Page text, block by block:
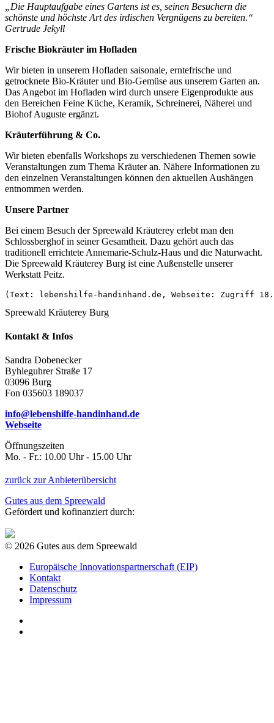
„Die Hauptaufgabe eines Gartens ist es, seinen Besuchern die
schönste und höchste Art des irdischen Vergnügens zu bereiten.“
Gertrude Jekyll
Frische Biokräuter im Hofladen
Wir bieten in unserem Hofladen saisonale, erntefrische und
getrocknete Bio-Kräuter und Bio-Gemüse aus unserem Garten an.
Das Angebot im Hofladen wird durch unsere Eigenprodukte aus
den Bereichen Feine Küche, Keramik, Schreinerei, Näherei und
Biohof Auguste ergänzt.
Kräuterführung & Co.
Wir bieten ebenfalls Workshops zu verschiedenen Themen sowie
Veranstaltungen zum Thema Kräuter an. Nähere Informationen zu
den einzelnen Veranstaltungen können den aktuellen Aushängen
entnommen werden.
Unsere Partner
Bei einem Besuch der Spreewald Kräuterey erlebt man den
Schlossberghof in seiner Gesamtheit. Dazu gehört auch das
traditionell errichtete Annemarie-Schulz-Haus und die Naturwacht.
Die Spreewald Kräuterey Burg ist eine Außenstelle unserer
Werkstatt Peitz.
(Text: lebenshilfe-handinhand.de, Webseite: Zugriff
Spreewald Kräuterey Burg
Kontakt & Infos
Sandra Dobenecker
Byhleguhrer Straße 17
03096 Burg
Fon 035603 189037
info@lebenshilfe-handinhand.de
Webseite
Öffnungszeiten
Mo. - Fr.: 10.00 Uhr - 15.00 Uhr
zurück zur Anbieterübersicht
Gutes aus dem Spreewald
Gefördert und kofinanziert durch:
© 2026 Gutes aus dem Spreewald
Europäische Innovationspartnerschaft (EIP)
Kontakt
Datenschutz
Impressum